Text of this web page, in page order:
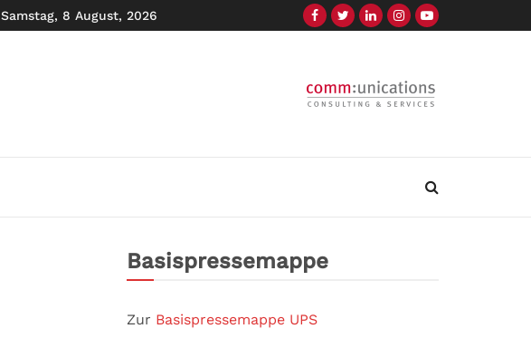
Samstag, 8 August, 2026
Basispressemappe
Zur Basispressemappe UPS